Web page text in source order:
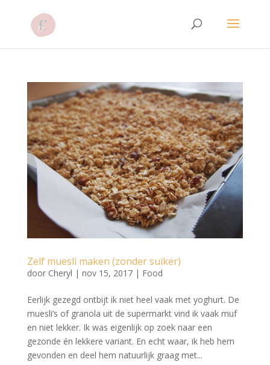
Zelf muesli maken (zonder suiker)
door Cheryl | nov 15, 2017| Food
Eerlijk gezegd ontbijt ik niet heel vaak met yoghurt. De
muesli’s of granola uit de supermarkt vind ik vaak muf
en niet lekker. Ik was eigenlijk op zoek naar een
gezonde én lekkere variant. En echt waar, ik heb hem
gevonden en deel hem natuurlijk graag met...